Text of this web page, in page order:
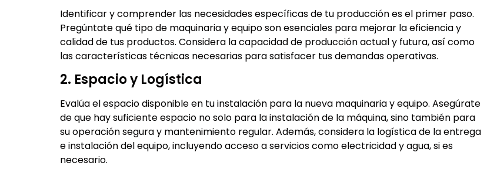
Identificar y comprender las necesidades específicas de tu producción es el primer paso.
Pregúntate qué tipo de maquinaria y equipo son esenciales para mejorar la eficiencia y
calidad de tus productos. Considera la capacidad de producción actual y futura, así como
las características técnicas necesarias para satisfacer tus demandas operativas.
2. Espacio y Logística
Evalúa el espacio disponible en tu instalación para la nueva maquinaria y equipo. Asegúrate
de que hay suficiente espacio no solo para la instalación de la máquina, sino también para
su operación segura y mantenimiento regular. Además, considera la logística de la entrega
e instalación del equipo, incluyendo acceso a servicios como electricidad y agua, si es
necesario.